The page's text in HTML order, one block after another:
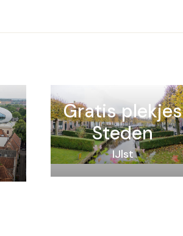
Gratis plekjes
Steden
IJlst